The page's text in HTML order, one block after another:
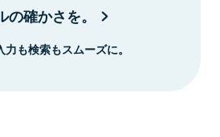
確かさを。
も検索もスムーズに。